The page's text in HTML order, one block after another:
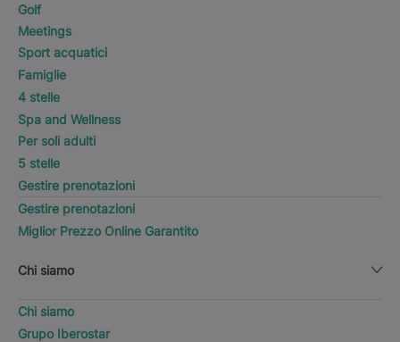
Golf
Meetings
Sport acquatici
Famiglie
4 stelle
Spa and Wellness
Per soli adulti
5 stelle
Gestire prenotazioni
Gestire prenotazioni
Miglior Prezzo Online Garantito
Chi siamo
Chi siamo
Grupo Iberostar